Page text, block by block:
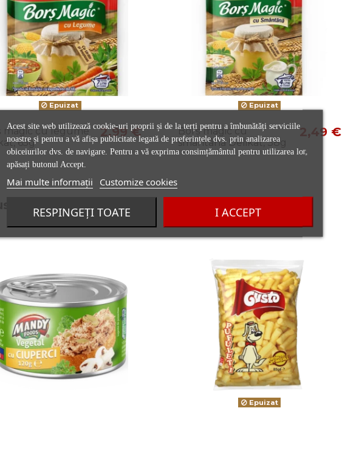
Epuizat
magic cu legume
65g
2,99 €
Epuizat
Borș magic cu
smântână Delikat, 38g
2,49 €
au mai cumparat si:
Epuizat
Acest site web utilizează cookie-uri proprii și de la terți pentru a îmbunătăți serviciile
noastre și pentru a vă afișa publicitate legată de preferințele dvs. prin analizarea
obiceiurilor dvs. de navigare. Pentru a vă exprima consimțământul pentru utilizarea lor,
apăsați butonul Accept.
Mai multe informații Customize cookies
RESPINGEȚI TOATE I ACCEPT